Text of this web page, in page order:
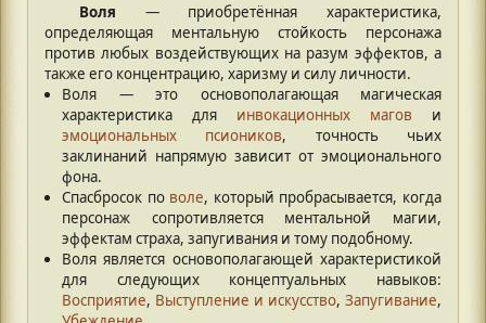
Воля — приобретённая характеристика,
определяющая ментальную стойкость персонажа
против любых воздействующих на разум эффектов, а
также его концентрацию, харизму и силу личности.
Воля — это основополагающая магическая
характеристика для инвокационных магов и
эмоциональных псиоников, точность чьих
заклинаний напрямую зависит от эмоционального
фона.
Спасбросок по воле, который пробрасывается, когда
персонаж сопротивляется ментальной магии,
эффектам страха, запугивания и тому подобному.
Воля является основополагающей характеристикой
для следующих концептуальных навыков:
Восприятие, Выступление и искусство, Запугивание,